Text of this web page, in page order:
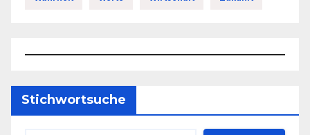
Stichwortsuche